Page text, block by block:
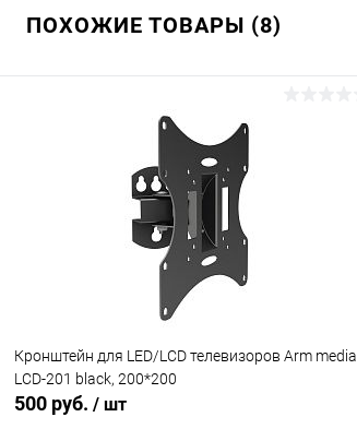
ПОХОЖИЕ ТОВАРЫ (8)
Кронштейн для LED/LCD телевизоров Arm media
LCD-201 black, 200*200
500 руб. / шт